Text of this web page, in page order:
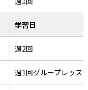
学習日
週2回
週1回グループレッス